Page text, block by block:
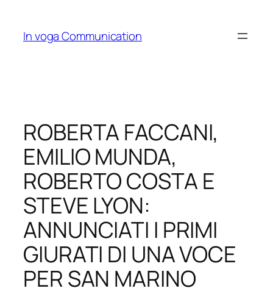
content
In voga Communication
ROBERTA FACCANI,
EMILIO MUNDA,
ROBERTO COSTA E
STEVE LYON:
ANNUNCIATI I PRIMI
GIURATI DI UNA VOCE
PER SAN MARINO